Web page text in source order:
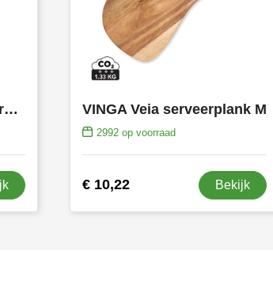
VINGA Buscot lange serveerplank VINGA Veia serveerplank M
2992 op voorraad
€ 10,22 Bekijk